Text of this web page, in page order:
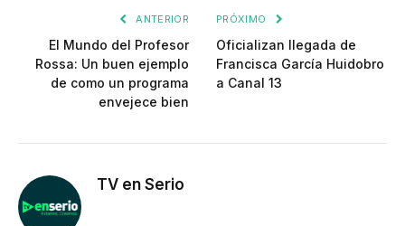
ANTERIOR
El Mundo del Profesor
Rossa: Un buen ejemplo
de como un programa
envejece bien
PRÓXIMO
Oficializan llegada de
Francisca García Huidobro
a Canal 13
TV en Serio